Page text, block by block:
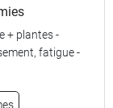
+ plantes -
fatigue -